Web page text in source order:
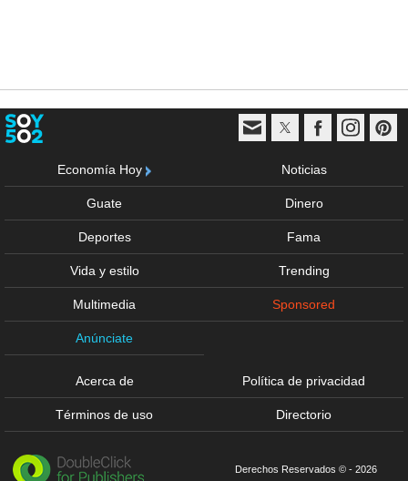
Economía Hoy Noticias
Guate Dinero
Deportes Fama
Vida y estilo Trending
Multimedia Sponsored
Anúnciate
Acerca de Política de privacidad
Términos de uso Directorio
Derechos Reservados © - 2026